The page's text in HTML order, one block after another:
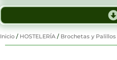
Inicio / HOSTELERÍA / Brochetas y Palillos